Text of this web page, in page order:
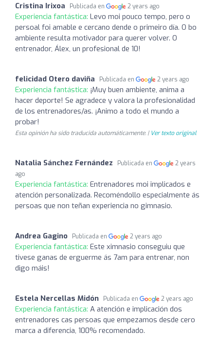
Cristina Irixoa Publicada en 2 years ago
Experiencia fantástica: Levo moi pouco tempo, pero o
persoal foi amable e cercano dende o primeiro día. O bo
ambiente resulta motivador para querer volver. O
entrenador, Álex, un profesional de 10!
felicidad Otero daviña Publicada en 2 years ago
Experiencia fantástica: ¡Muy buen ambiente, anima a
hacer deporte! Se agradece y valora la profesionalidad
de los entrenadores/as. ¡Animo a todo el mundo a
probar!
Esta opinión ha sido traducida automáticamente. | Ver texto original
Natalia Sánchez Fernández Publicada en
2 years
ago
Experiencia fantástica: Entrenadores moi implicados e
atención personalizada. Recoméndollo especialmente ás
persoas que non teñan experiencia no gimnasio.
Andrea Gagino Publicada en 2 years ago
Experiencia fantástica: Este ximnasio conseguiu que
tivese ganas de erguerme ás 7am para entrenar, non
digo máis!
Estela Nercellas Midón Publicada en 2 years ago
Experiencia fantástica: A atención e implicación dos
entrenadores cas persoas que empezamos desde cero
marca a diferencia, 100% recomendado.